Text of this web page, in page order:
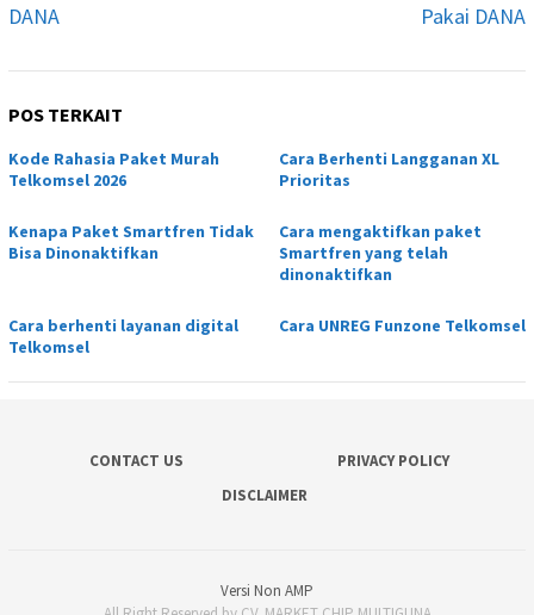
DANA
Pakai DANA
POS TERKAIT
Kode Rahasia Paket Murah
Telkomsel 2026
Cara Berhenti Langganan XL
Prioritas
Kenapa Paket Smartfren Tidak
Bisa Dinonaktifkan
Cara mengaktifkan paket
Smartfren yang telah
dinonaktifkan
Cara berhenti layanan digital
Telkomsel
Cara UNREG Funzone Telkomsel
CONTACT US
PRIVACY POLICY
DISCLAIMER
Versi Non AMP